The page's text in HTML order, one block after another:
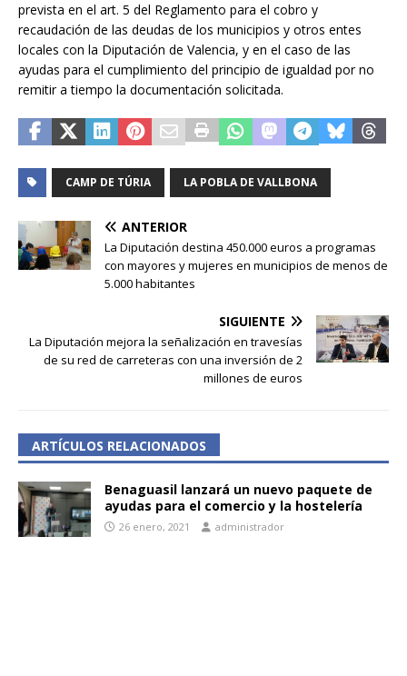
prevista en el art. 5 del Reglamento para el cobro y
recaudación de las deudas de los municipios y otros entes
locales con la Diputación de Valencia, y en el caso de las
ayudas para el cumplimiento del principio de igualdad por no
remitir a tiempo la documentación solicitada.
CAMP DE TÚRIA LA POBLA DE VALLBONA
ANTERIOR
La Diputación destina 450.000 euros a programas
con mayores y mujeres en municipios de menos de
5.000 habitantes
SIGUIENTE
La Diputación mejora la señalización en travesías
de su red de carreteras con una inversión de 2
millones de euros
ARTÍCULOS RELACIONADOS
Benaguasil lanzará un nuevo paquete de
ayudas para el comercio y la hostelería
26 enero, 2021 administrador